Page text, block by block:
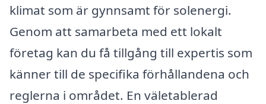
klimat som är gynnsamt för solenergi.
Genom att samarbeta med ett lokalt
företag kan du få tillgång till expertis som
känner till de specifika förhållandena och
reglerna i området. En väletablerad